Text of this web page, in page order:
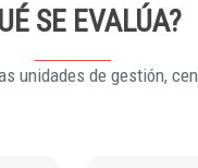
SE EVALÚA?
unidades de gestión,